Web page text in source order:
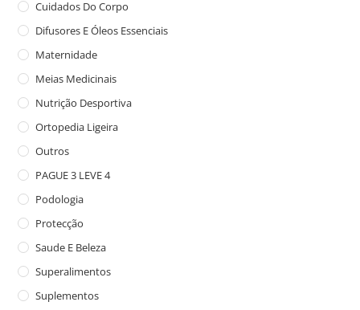
Cuidados Do Corpo
Difusores E Óleos Essenciais
Maternidade
Meias Medicinais
Nutrição Desportiva
Ortopedia Ligeira
Outros
PAGUE 3 LEVE 4
Podologia
Protecção
Saude E Beleza
Superalimentos
Suplementos